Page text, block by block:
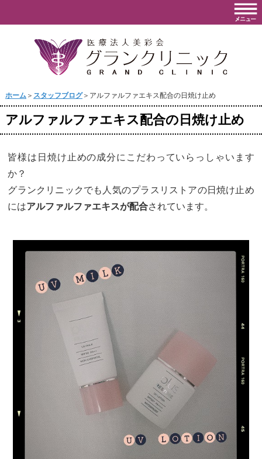
ホーム＞ スタッフブログ＞アルファルファエキス配合の日焼け止め
アルファルファエキス配合の日焼け止め
皆様は日焼け止めの成分にこだわっていらっしゃいます
か？
グランクリニックでも人気のプラスリストアの日焼け止め
にはアルファルファエキスが配合されています。